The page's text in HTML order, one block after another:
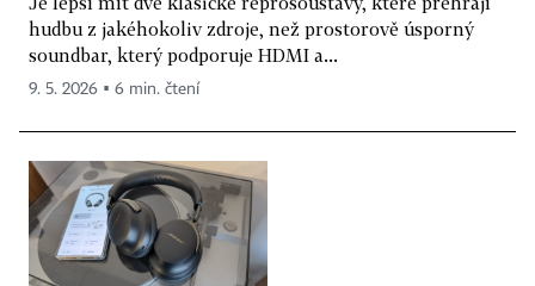
hudbu z jakéhokoliv zdroje, než prostorově úsporný
soundbar, který podporuje HDMI a...
9. 5. 2026 ▪ 6 min. čtení